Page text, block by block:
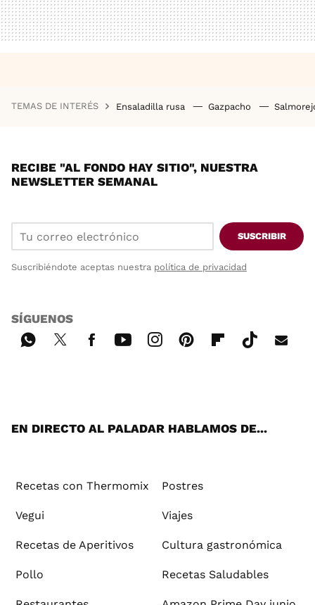
TEMAS DE INTERÉS Ensaladilla rusa Gazpacho
RECIBE "AL FONDO HAY SITIO", NUESTRA
NEWSLETTER SEMANAL
SUSCRIBIR
Suscribiéndote aceptas nuestra política de privacidad
SÍGUENOS
EN DIRECTO AL PALADAR HABLAMOS DE...
Recetas con Thermomix Postres
Vegui Viajes
Recetas de Aperitivos Cultura gastronómica
Pollo Recetas Saludables